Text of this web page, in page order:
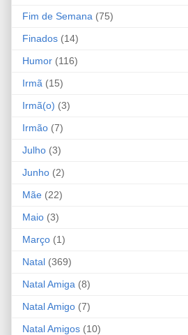
Fim de Semana (75)
Finados (14)
Humor (116)
Irmã (15)
Irmã(o) (3)
Irmão (7)
Julho (3)
Junho (2)
Mãe (22)
Maio (3)
Março (1)
Natal (369)
Natal Amiga (8)
Natal Amigo (7)
Natal Amigos (10)